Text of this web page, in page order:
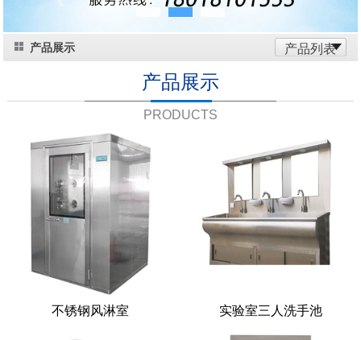
产品展示 产品列表
产品展示
PRODUCTS
不锈钢风淋室 实验室三人洗手池